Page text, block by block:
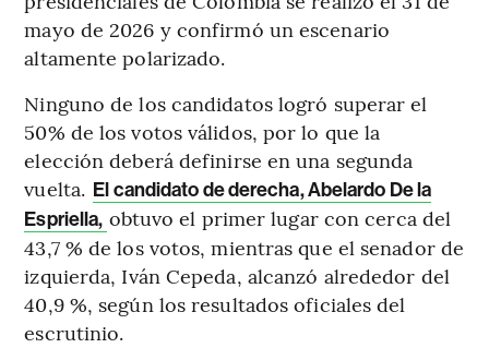
mayo de 2026 y confirmó un escenario
altamente polarizado.
Ninguno de los candidatos logró superar el
50% de los votos válidos, por lo que la
elección deberá definirse en una segunda
vuelta. El candidato de derecha, Abelardo De la
Espriella, obtuvo el primer lugar con cerca del
43,7 % de los votos, mientras que el senador de
izquierda, Iván Cepeda, alcanzó alrededor del
40,9 %, según los resultados oficiales del
escrutinio.